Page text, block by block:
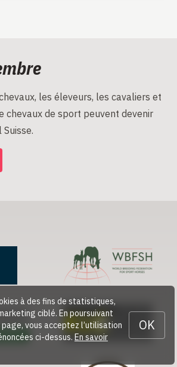
les éleveurs, les cavaliers et
chevaux de sport peuvent devenir
à des fins de statistiques,
ciblé. En poursuivant
vous acceptez l’utilisation
ci-dessus. En savoir
OK